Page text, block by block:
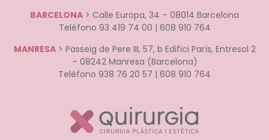
BARCELONA > Calle Europa, 34 – 08014 Barcelona
Teléfono 93 419 74 00 | 608 910 764
MANRESA> Passeig de Pere III, 57, b Edifici París, Entresol 2
– 08242 Manresa (Barcelona)
Teléfono 938 76 20 57 | 608 910 764